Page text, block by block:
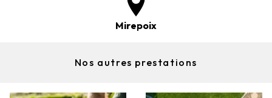
Mirepoix
Nos autres prestations